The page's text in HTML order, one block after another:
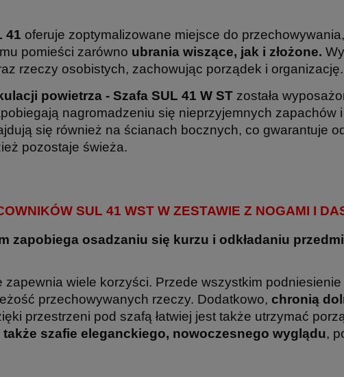
41 oferuje zoptymalizowane miejsce do
pomieści zarówno ubrania wiszące, jak i złożone.
rzeczy osobistych, zachowując porządek i organizację.
powietrza - Szafa SUL 41 W ST została
nagromadzeniu się nieprzyjemnych zapachów i
się również na ścianach bocznych, co gwarantuje
pozostaje świeża.
SUL 41 WST W ZESTAWIE Z NOGAMI I
zapobiega osadzaniu się kurzu i odkładaniu
zapewnia wiele korzyści. Przede wszystkim
przechowywanych rzeczy. Dodatkowo, chronią
przestrzeni pod szafą łatwiej jest także utrzymać
także szafie eleganckiego, nowoczesnego wyglądu,